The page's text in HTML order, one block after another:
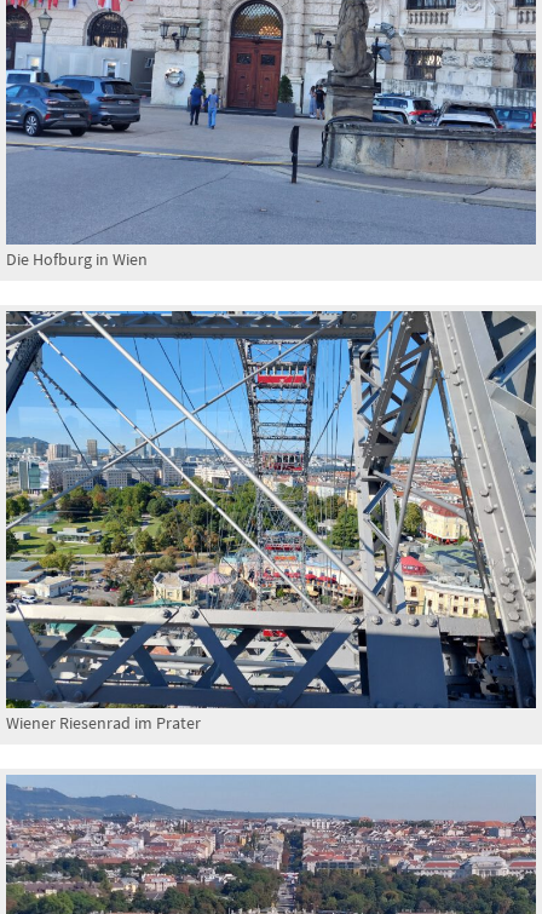
Die Hofburg in Wien
Wiener Riesenrad im Prater